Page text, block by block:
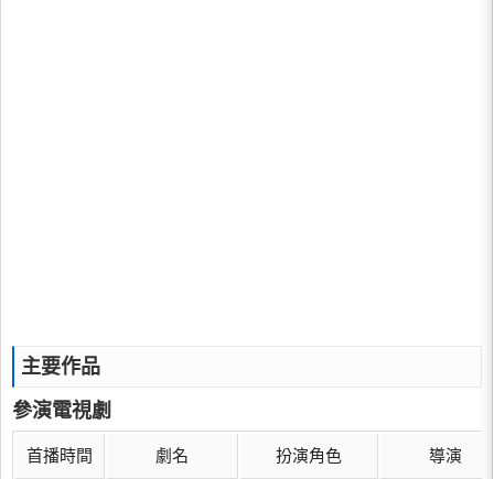
主要作品
參演電視劇
首播時間 劇名 扮演角色 導演